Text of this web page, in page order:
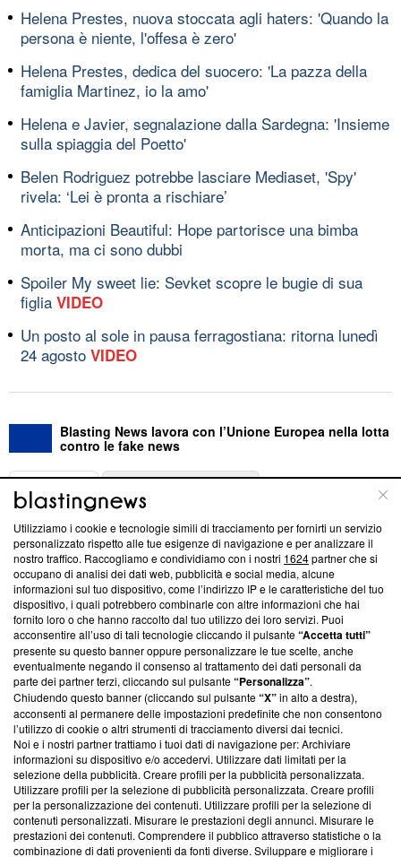
Helena Prestes, nuova stoccata agli haters: 'Quando la
persona è niente, l'offesa è zero'
Helena Prestes, dedica del suocero: 'La pazza della
famiglia Martinez, io la amo'
Helena e Javier, segnalazione dalla Sardegna: 'Insieme
sulla spiaggia del Poetto'
Belen Rodriguez potrebbe lasciare Mediaset, 'Spy'
rivela: ‘Lei è pronta a rischiare’
Anticipazioni Beautiful: Hope partorisce una bimba
morta, ma ci sono dubbi
Spoiler My sweet lie: Sevket scopre le bugie di sua
figlia VIDEO
Un posto al sole in pausa ferragostiana: ritorna lunedì
24 agosto VIDEO
Blasting News lavora con l’Unione Europea nella lotta
contro le fake news
ABOUT
Questa sezione offre informazioni trasparenti su Blasting
News, sui nostri processi editoriali e su come ci impegniamo a
creare news di qualità. Inoltre, afferma la nostra aderenza a
‘Trust Project - News with Integrity’Blasting News non è
ancora membro del programma, ma ha richiesto di farne
parte; Trust Project non ha ancora effettuato una verifica di
conformità agli standard.
Su di noi
Team editoriale
Corporate
Redazione
Informativa Privacy
Cookie Policy
Utilizziamo i cookie e tecnologie simili di tracciamento per fornirti un servizio
personalizzato rispetto alle tue esigenze di navigazione e per analizzare il
nostro traffico. Raccogliamo e condividiamo con i nostri 1624partner che si
occupano di analisi dei dati web, pubblicità e social media, alcune
informazioni sul tuo dispositivo, come l’indirizzo IP e le caratteristiche del tuo
dispositivo, i quali potrebbero combinarle con altre informazioni che hai
fornito loro o che hanno raccolto dal tuo utilizzo dei loro servizi. Puoi
acconsentire all’uso di tali tecnologie cliccando il pulsante“Accetta tutti”
presente su questo banner oppure personalizzare le tue scelte, anche
eventualmente negando il consenso al trattamento dei dati personali da
parte dei partner terzi, cliccando sul pulsante“Personalizza”.
Chiudendo questo banner (cliccando sul pulsante“X”in alto a destra),
acconsenti al permanere delle impostazioni predefinite che non consentono
l’utilizzo di cookie o altri strumenti di tracciamento diversi dai tecnici.
Noi e i nostri partner trattiamo i tuoi dati di navigazione per: Archiviare
informazioni su dispositivo e/o accedervi. Utilizzare dati limitati per la
selezione della pubblicità. Creare profili per la pubblicità personalizzata.
Utilizzare profili per la selezione di pubblicità personalizzata. Creare profili
per la personalizzazione dei contenuti. Utilizzare profili per la selezione di
contenuti personalizzati. Misurare le prestazioni degli annunci. Misurare le
prestazioni dei contenuti. Comprendere il pubblico attraverso statistiche o la
combinazione di dati provenienti da fonti diverse. Sviluppare e migliorare i